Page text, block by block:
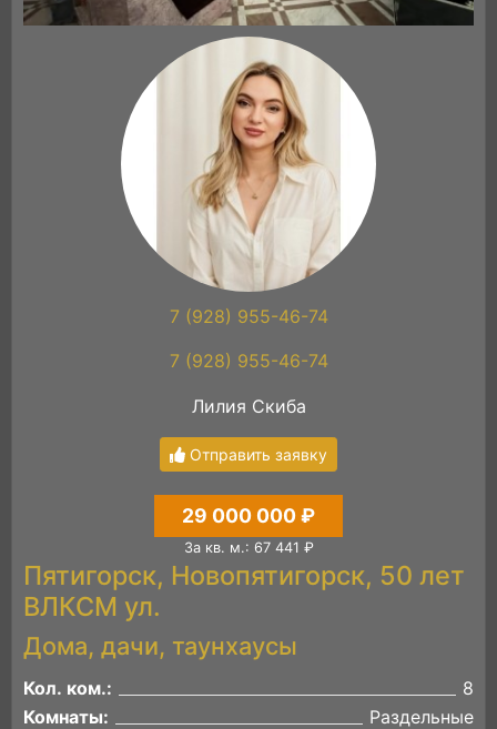
7 (928) 955-46-74
7 (928) 955-46-74
Лилия Скиба
Отправить заявку
29 000 000 ₽
За кв. м.: 67 441 ₽
Пятигорск, Новопятигорск, 50 лет
ВЛКСМ ул.
Дома, дачи, таунхаусы
Кол. ком.:
8
Комнаты:
Раздельные